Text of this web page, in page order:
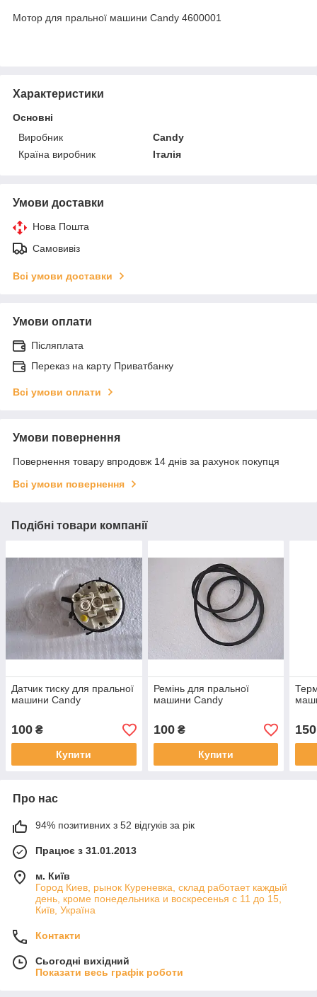
Мотор для пральної машини Candy 4600001
Характеристики
Основні
Виробник
Candy
Країна виробник
Італія
Умови доставки
Нова Пошта
Самовивіз
Всі умови доставки
Умови оплати
Післяплата
Переказ на карту Приватбанку
Всі умови оплати
Умови повернення
Повернення товару впродовж 14 днів за рахунок покупця
Всі умови повернення
Подібні товари компанії
Датчик тиску для пральної
машини Candy
100 ₴
Купити
Ремінь для пральної
машини Candy
100₴
Купити
150
Про нас
94% позитивних з 52 відгуків за рік
Працює з 31.01.2013
м. Київ
Город Киев, рынок Куреневка, склад работает каждый
день, кроме понедельника и воскресенья с 11 до 15,
Київ, Україна
Контакти
Сьогодні вихідний
Показати весь графік роботи